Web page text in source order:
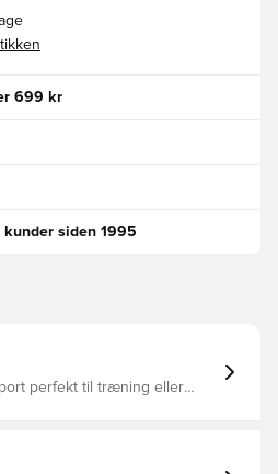
699 kr
siden 1995
perfekt til træning eller